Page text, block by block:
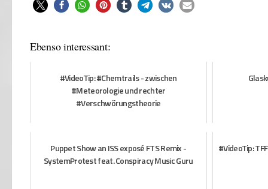
Ebenso interessant:
#VideoTip: #Chemtrails - zwischen
#Meteorologie und rechter
#Verschwörungstheorie
Puppet Show an ISS exposé FTS Remix -
SystemProtest feat. Conspiracy Music Guru
#VideoTip: